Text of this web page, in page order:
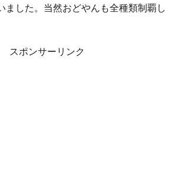
ました。当然おどやんも全種類制覇し
スポンサーリンク